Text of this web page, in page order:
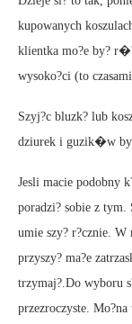
kupowanych
klientka mo?e by?
wysoko?ci (to
Szyj?c bluzk? lub
dziurek i guzik�w
Jesli macie podobny
poradzi? sobie z
umie szy? r?cznie. W
przyszy? ma?e
trzymaj?.Do wyboru
przezroczyste.